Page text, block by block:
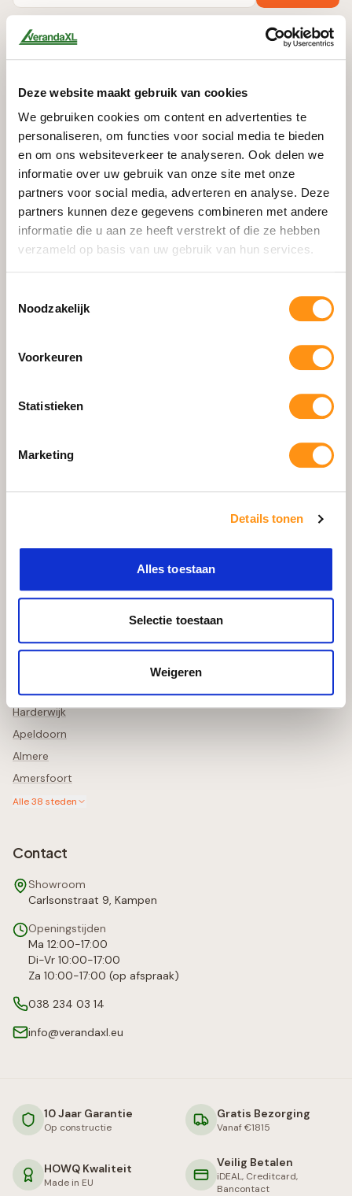
Deze website maakt gebruik van cookies
We gebruiken cookies om content en advertenties te
personaliseren, om functies voor social media te bieden
en om ons websiteverkeer te analyseren. Ook delen we
informatie over uw gebruik van onze site met onze
partners voor social media, adverteren en analyse. Deze
partners kunnen deze gegevens combineren met andere
informatie die u aan ze heeft verstrekt of die ze hebben
verzameld op basis van uw gebruik van hun services.
Noodzakelijk
Voorkeuren
Statistieken
Marketing
Details tonen
Alles toestaan
Selectie toestaan
Weigeren
Producten
Glazen Schuifwanden
Schuifpui
Zipscreens
Aluminium Zijwanden
Accessoires
Losse Onderdelen
Waarom HOWQ
Montage Handleiding
Bekijk in uw Tuin
Steden in de buurt
Deventer
Meppel
Harderwijk
Apeldoorn
Almere
Amersfoort
Alle38 steden
Contact
Showroom
Carlsonstraat 9, Kampen
Openingstijden
Ma 12:00-17:00
Di-Vr 10:00-17:00
Za 10:00-17:00 (op afspraak)
038 234 03 14
info@verandaxl.eu
10 Jaar Garantie
Op constructie
Gratis Bezorging
Vanaf €1815
HOWQ Kwaliteit
Made in EU
Veilig Betalen
iDEAL, Creditcard,
Bancontact